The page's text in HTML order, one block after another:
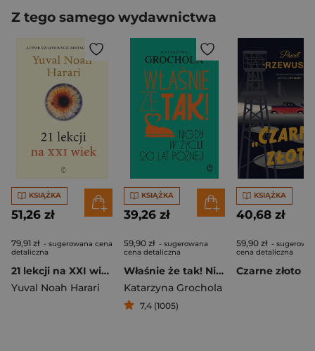
Z tego samego wydawnictwa
KSIĄŻKA
51,26 zł
79,91 zł - sugerowana cena
detaliczna
21 lekcji na XXI wiek wyd. 2026
Yuval Noah Harari
KSIĄŻKA
39,26 zł
59,90 zł - sugerowana
cena detaliczna
Właśnie że tak! Nigdy w życiu! 20 lat później
Katarzyna Grochola
7,4 (1005)
KSIĄŻKA
40,68 zł
59,90 zł -
cena detaliczna
Czarne złoto